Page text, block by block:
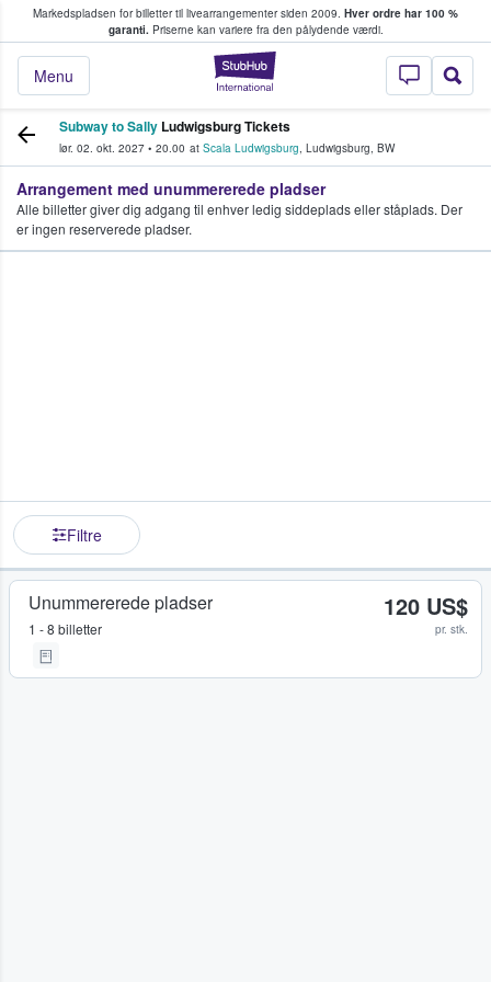
Markedspladsen for billetter til livearrangementer siden 2009. Hver ordre har 100 %
garanti.Priserne kan variere fra den pålydende værdi.
StubHub - Hvor
Menu
køber og sælger billetter
Subway to Sally Ludwigsburg Tickets
lør. 02. okt. 2027 • 20.00 at Scala Ludwigsburg, Ludwigsburg, BW
Arrangement med unummererede pladser
Alle billetter giver dig adgang til enhver ledig siddeplads eller ståplads. Der
er ingen reserverede pladser.
Filtre
Unummererede pladser
1 - 8 billetter
120 US$
pr. stk.